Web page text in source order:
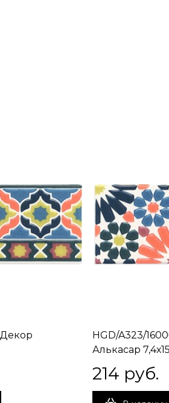
Декор
HGD/A323/
Алькасар 7,4х15
214 руб.